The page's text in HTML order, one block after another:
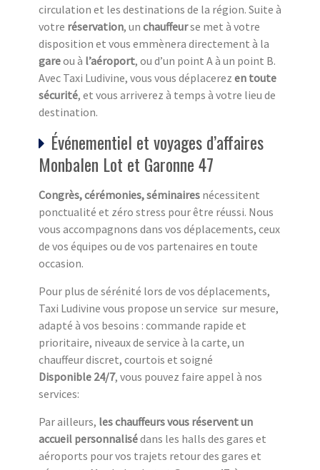
circulation et les destinations de la région. Suite à
votre réservation, un chauffeurse met à votre
disposition et vous emmènera directement à la
gareou à l’aéroport, ou d’un point A à un point B.
Avec Taxi Ludivine, vous vous déplacerez en toute
sécurité, et vous arriverez à temps à votre lieu de
destination.
Événementiel et voyages d’affaires
Monbalen Lot et Garonne 47
Congrès, cérémonies, séminaires nécessitent
ponctualité et zéro stress pour être réussi. Nous
vous accompagnons dans vos déplacements, ceux
de vos équipes ou de vos partenaires en toute
occasion.
Pour plus de sérénité lors de vos déplacements,
Taxi Ludivine vous propose un service sur mesure,
adapté à vos besoins : commande rapide et
prioritaire, niveaux de service à la carte, un
chauffeur discret, courtois et soigné
Disponible 24/7, vous pouvez faire appel à nos
services:
Par ailleurs, les chauffeurs vous réservent un
accueil personnalisédans les halls des gares et
aéroports pour vos trajets retour des gares et